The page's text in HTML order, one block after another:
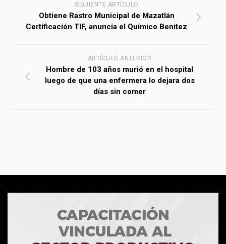
SIGUIENTE ARTÍCULO
Obtiene Rastro Municipal de Mazatlán
Certificación TIF, anuncia el Químico Benitez
ARTÍCULO ANTERIOR
Hombre de 103 años murió en el hospital
luego de que una enfermera lo dejara dos
días sin comer